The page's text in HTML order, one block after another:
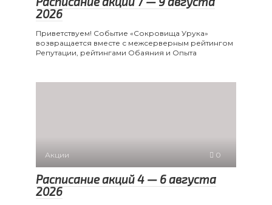
2026
Приветствуем! Событие «Сокровища Урука»
возвращается вместе с межсерверным рейтингом
Репутации, рейтингами Обаяния и Опыта
Акции 0
Расписание акций 4 — 6 августа
2026